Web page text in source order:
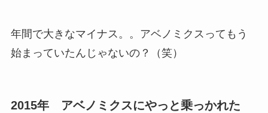
年間で大きなマイナス。。アベノミクスってもう
始まっていたんじゃないの？（笑）
2015年 アベノミクスにやっと乗っかれた